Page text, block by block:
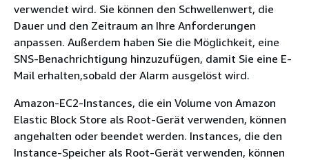
verwendet wird. Sie können den Schwellenwert, die
Dauer und den Zeitraum an Ihre Anforderungen
anpassen. Außerdem haben Sie die Möglichkeit, eine
SNS-Benachrichtigung hinzuzufügen, damit Sie eine E-
Mail erhalten,sobald der Alarm ausgelöst wird.
Amazon-EC2-Instances, die ein Volume von Amazon
Elastic Block Store als Root-Gerät verwenden, können
angehalten oder beendet werden. Instances, die den
Instance-Speicher als Root-Gerät verwenden, können